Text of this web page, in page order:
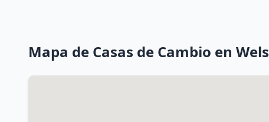
Mapa de Casas de Cambio en Wels